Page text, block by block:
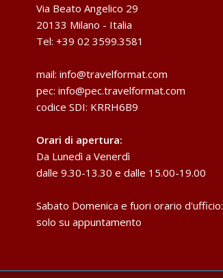
Via Beato Angelico 29
20133 Milano - Italia
Tel: +39 02 3599.3581
mail:info@travelformat.com
pec:info@pec.travelformat.com
codice SDI: KRRH6B9
Orari di apertura:
Da Lunedì a Venerdì
dalle 9.30-13.30 e dalle 15.00-19.00
Sabato Domenica e fuori orario d'ufficio:
solo su appuntamento